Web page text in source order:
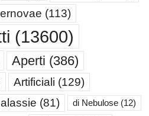
(113)
(13600)
Aperti (386)
Artificiali (129)
(81) di Nebulose (12)